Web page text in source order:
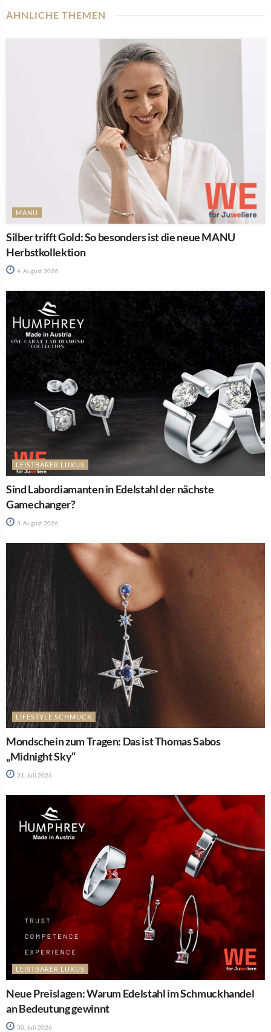
ÄHNLICHE THEMEN
MANU
Silber trifft Gold: So besonders ist die neue MANU
Herbstkollektion
4. August 2026
LEISTBARER LUXUS
Sind Labordiamanten in Edelstahl der nächste
Gamechanger?
3. August 2026
LIFESTYLE SCHMUCK
Mondschein zum Tragen: Das ist Thomas Sabos
„Midnight Sky“
31. Juli 2026
LEISTBARER LUXUS
Neue Preislagen: Warum Edelstahl im Schmuckhandel
an Bedeutung gewinnt
30. Juli 2026